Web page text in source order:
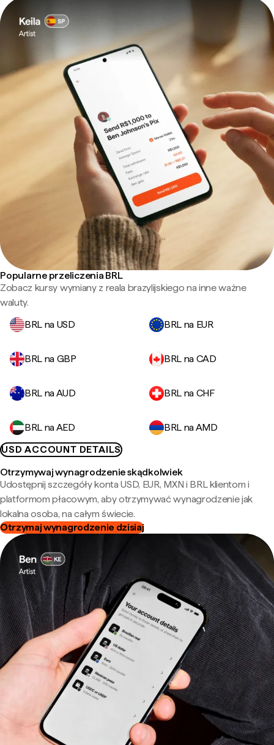
Popularne przeliczenia BRL
Zobacz kursy wymiany z reala brazylijskiego na inne ważne
waluty.
BRL na USD
BRL na EUR
BRL na GBP BRL na CAD
BRL na AUD BRL na CHF
BRL na AED
BRL na AMD
USD ACCOUNT DETAILS
Otrzymywaj wynagrodzenie skądkolwiek
Udostępnij szczegóły konta USD, EUR, MXN i BRL klientom i
platformom płacowym, aby otrzymywać wynagrodzenie jak
lokalna osoba, na całym świecie.
Otrzymaj wynagrodzenie dzisiaj